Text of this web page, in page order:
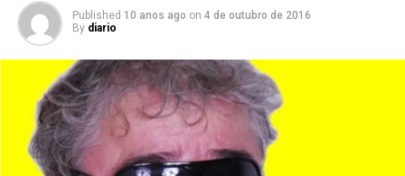
Published 10 anos ago on 4 de outubro de 2016
By diario